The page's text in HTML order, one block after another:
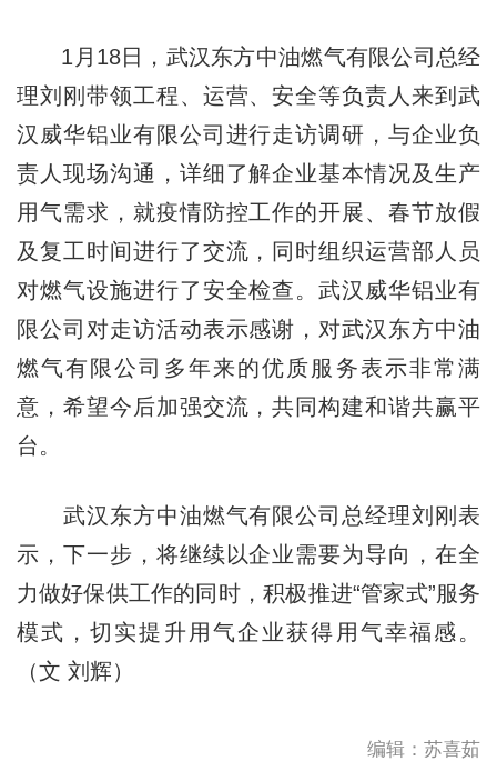
1月18日，武汉东方中油燃气有限公司总经
理刘刚带领工程、运营、安全等负责人来到武
汉威华铝业有限公司进行走访调研，与企业负
责人现场沟通，详细了解企业基本情况及生产
用气需求，就疫情防控工作的开展、春节放假
及复工时间进行了交流，同时组织运营部人员
对燃气设施进行了安全检查。武汉威华铝业有
限公司对走访活动表示感谢，对武汉东方中油
燃气有限公司多年来的优质服务表示非常满
意，希望今后加强交流，共同构建和谐共赢平
台。
武汉东方中油燃气有限公司总经理刘刚表
示，下一步，将继续以企业需要为导向，在全
力做好保供工作的同时，积极推进“管家式”服务
模式，切实提升用气企业获得用气幸福感。
（文 刘辉）
编辑：苏喜茹